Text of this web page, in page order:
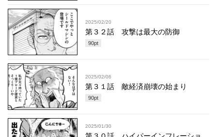
2025/02/20
第３２話 攻撃は最大の防御
90pt
2025/02/06
第３１話 敵経済崩壊の始まり
90pt
2025/01/30